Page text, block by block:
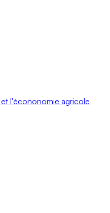
l'écononomie agricole